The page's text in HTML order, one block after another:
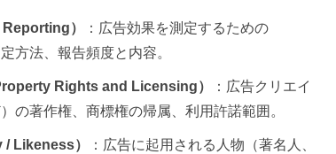
）
：広告効果を測定するための
方法、報告頻度と内容。
Rights and Licensing）
：広告クリエイ
の著作権、商標権の帰属、利用許諾範囲。
Likeness）
：広告に起用される人物（著名人、